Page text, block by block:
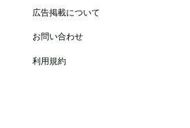
広告掲載について
お問い合わせ
利用規約